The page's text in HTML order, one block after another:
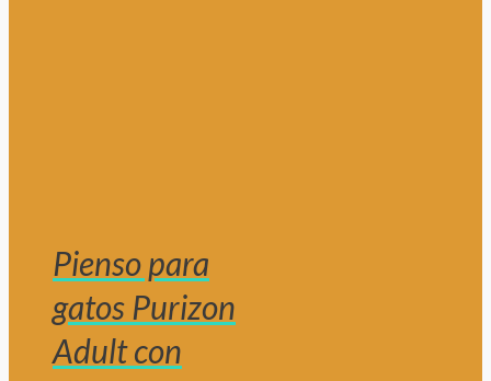
Pienso para
gatos Purizon
Adult con